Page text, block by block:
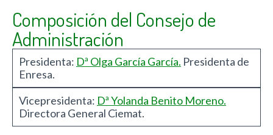
Composición del Consejo de
Administración
Presidenta: Dª Olga García García. Presidenta de
Enresa.
Vicepresidenta: Dª Yolanda Benito Moreno.
Directora General Ciemat.